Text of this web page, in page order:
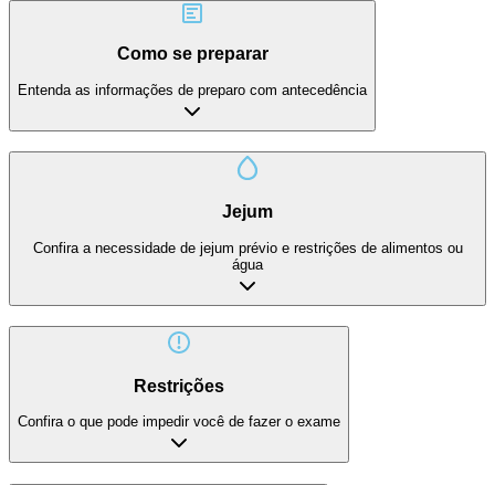
Como se preparar
Entenda as informações de preparo com antecedência
Jejum
Confira a necessidade de jejum prévio e restrições de alimentos ou
água
Restrições
Confira o que pode impedir você de fazer o exame